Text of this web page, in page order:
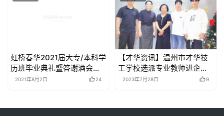
虹桥春华2021届大专/本科学
历班毕业典礼暨答谢酒会隆
重举行
2021年8月2日 24
【才华资讯】温州市才华技
工学校选派专业教师进企业
实践锻炼
2023年7月28日 9